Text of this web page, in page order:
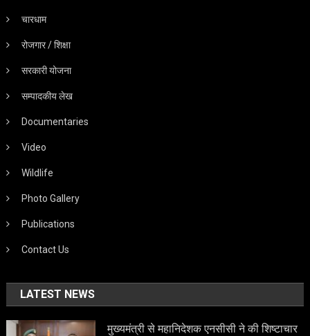
चारधाम
रोजगार / शिक्षा
सरकारी योजना
सम्पादकीय लेख
Documentaries
Video
Wildlife
Photo Gallery
Publications
Contact Us
LATEST NEWS
मुख्यमंत्री से महानिदेशक एनसीसी ने की शिष्टाचार